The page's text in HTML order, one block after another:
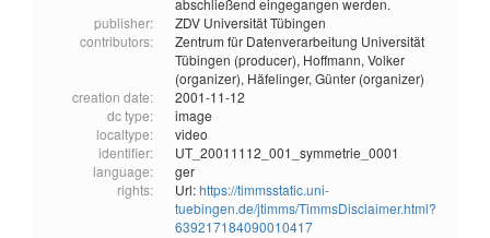
abschließend eingegangen werden.
publisher:
ZDV Universität Tübingen
contributors:
Zentrum für Datenverarbeitung Universität
Tübingen (producer), Hoffmann, Volker
(organizer), Häfelinger, Günter (organizer)
creation date:
2001-11-12
dc type:
image
localtype:
video
identifier:
UT_20011112_001_symmetrie_0001
language:
ger
rights:
Url:https://timmsstatic.uni-
tuebingen.de/jtimms/TimmsDisclaimer.html?
639217184090010417